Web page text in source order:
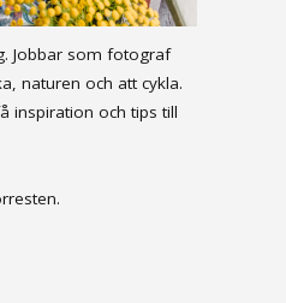
Jobbar som fotograf
naturen och att cykla.
inspiration och tips till